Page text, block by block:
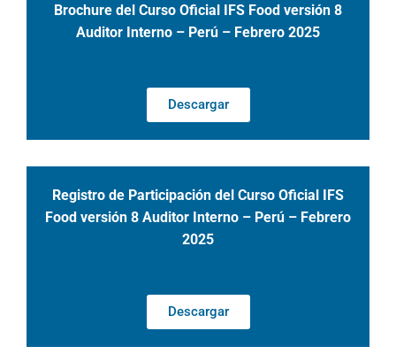
Brochure del Curso Oficial IFS Food versión 8
Auditor Interno – Perú – Febrero 2025
Descargar
Registro de Participación del Curso Oficial IFS
Food versión 8 Auditor Interno – Perú – Febrero
2025
Descargar